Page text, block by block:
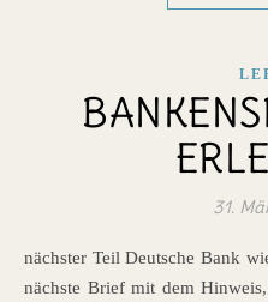
31.
nächster Teil Deutsche Bank wie war das… –am 27.02. kam der
nächste Brief mit dem